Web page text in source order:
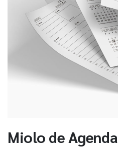
Miolo de Agenda